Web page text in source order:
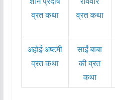
व्रत कथा
व्रत कथा
अहोई अष्टमी
व्रत कथा
साईं बाबा
की व्रत
कथा